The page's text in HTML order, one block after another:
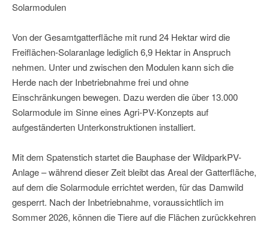
Solarmodulen
Von der Gesamtgatterfläche mit rund 24 Hektar wird die
Freiflächen-Solaranlage lediglich 6,9 Hektar in Anspruch
nehmen. Unter und zwischen den Modulen kann sich die
Herde nach der Inbetriebnahme frei und ohne
Einschränkungen bewegen. Dazu werden die über 13.000
Solarmodule im Sinne eines Agri-PV-Konzepts auf
aufgeständerten Unterkonstruktionen installiert.
Mit dem Spatenstich startet die Bauphase der WildparkPV-
Anlage – während dieser Zeit bleibt das Areal der Gatterfläche,
auf dem die Solarmodule errichtet werden, für das Damwild
gesperrt. Nach der Inbetriebnahme, voraussichtlich im
Sommer 2026, können die Tiere auf die Flächen zurückkehren